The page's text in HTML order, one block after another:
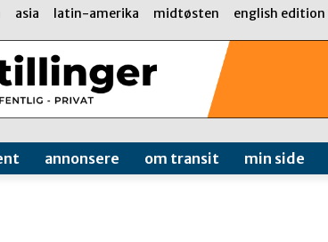
asia latin-amerika midtøsten english edition
annonsere om transit min side